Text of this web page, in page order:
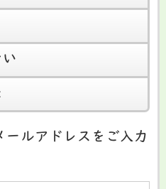
ールアドレスをご入力